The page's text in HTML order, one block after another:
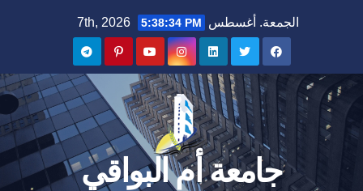
الجمعة. أغسطس 7th, 2026 5:38:34 PM
جامعة أم البواقي